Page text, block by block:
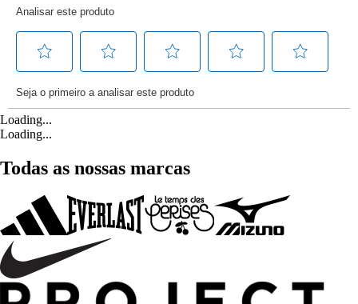
Loading...
Loading...
Todas as nossas marcas